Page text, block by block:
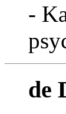
-
de